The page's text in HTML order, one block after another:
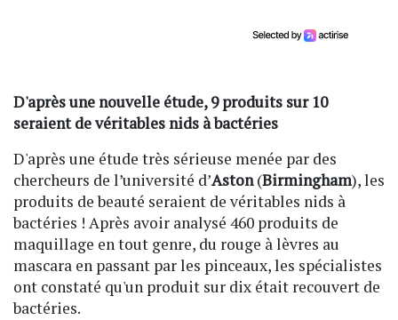
D'après une nouvelle étude, 9 produits sur 10
seraient de véritables nids à bactéries
D'après une étude très sérieuse menée par des
chercheurs de l’université d’Aston(Birmingham), les
produits de beauté seraient de véritables nids à
bactéries ! Après avoir analysé 460 produits de
maquillage en tout genre, du rouge à lèvres au
mascara en passant par les pinceaux, les spécialistes
ont constaté qu'un produit sur dix était recouvert de
bactéries.